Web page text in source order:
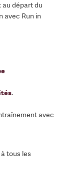
au départ du
avec Run in
.
avec
tous les